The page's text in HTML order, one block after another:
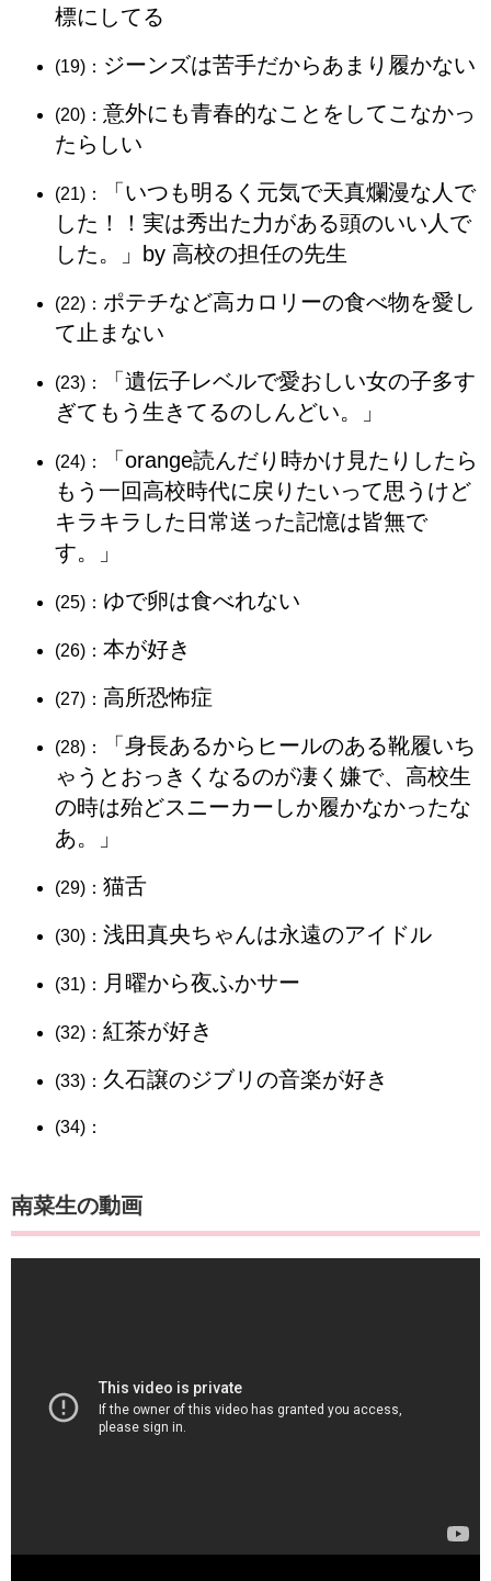
標にしてる
(19)： ジーンズは苦手だからあまり履かない
(20)： 意外にも青春的なことをしてこなかっ
たらしい
(21)：
「いつも明るく元気で天真爛漫な人で
した！！実は秀出た力がある頭のいい人で
した。」by 高校の担任の先生
(22)： ポテチなど高カロリーの食べ物を愛し
て止まない
(23)：
「遺伝子レベルで愛おしい女の子多す
ぎてもう生きてるのしんどい。」
(24)：
「orange読んだり時かけ見たりしたら
もう一回高校時代に戻りたいって思うけど
キラキラした日常送った記憶は皆無で
す。」
(25)： ゆで卵は食べれない
(26)： 本が好き
(27)： 高所恐怖症
(28)：
「身長あるからヒールのある靴履いち
ゃうとおっきくなるのが凄く嫌で、高校生
の時は殆どスニーカーしか履かなかったな
あ。」
(29)： 猫舌
(30)： 浅田真央ちゃんは永遠のアイドル
(31)： 月曜から夜ふかサー
(32)： 紅茶が好き
(33)： 久石譲のジブリの音楽が好き
(34)：
南菜生の動画